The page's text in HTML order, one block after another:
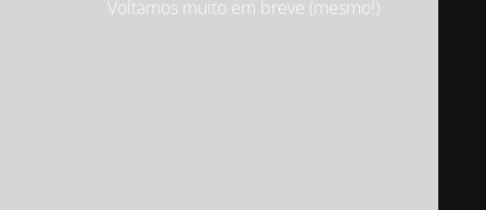
Voltamos muito em breve (mesmo!)